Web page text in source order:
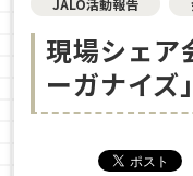
JALO活動報告
現場シェア
ーガナイズ